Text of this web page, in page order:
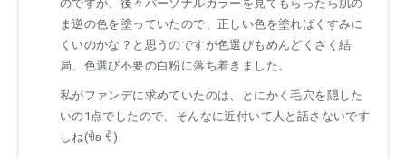
のですが、後々パーソナルカラーを見てもらったら肌の
ま逆の色を塗っていたので、正しい色を塗ればくすみに
くいのかな？と思うのですが色選びもめんどくさく結
局、色選び不要の白粉に落ち着きました。
私がファンデに求めていたのは、とにかく毛穴を隠した
いの1点でしたので、そんなに近付いて人と話さないです
しね(ꀹʚ ꀹ)